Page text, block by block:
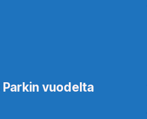
vuodelta